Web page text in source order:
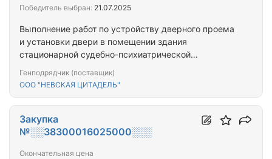
Выполнение работ по устройству дверного проема
и установки двери в помещении здания
стационарной судебно-психиатрической
расположенного по адресу г. Петропавловск-
Генподрядчик (поставщик)
ООО "НЕВСКАЯ ЦИТАДЕЛЬ"
Победитель выбран: 21.07.2025
Закупка
№░░38300016025000░░░
Окончательная цена